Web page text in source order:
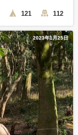
121 112
2023年1月25日